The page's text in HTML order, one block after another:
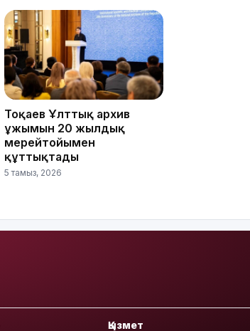
Тоқаев Ұлттық архив
ұжымын 20 жылдық
мерейтойымен
құттықтады
5 тамыз, 2026
Қызмет